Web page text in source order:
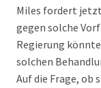
Miles fordert
gegen solche
Regierung
solchen
Auf die Frage, ob